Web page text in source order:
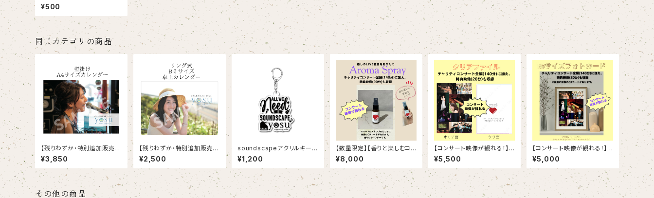
¥500
同じカテゴリの商品
【残りわずか・特別追加販売】
A４サイズ壁掛けカレンダー
¥3,850
【残りわずか・特別追加販売】
B6卓上カレンダー
¥2,500
soundscapeアクリルキーホ
ルダー
¥1,200
【数量限定】【香りと楽しむコン
サート】ラベンダーアロマスプ
レー
¥8,000
【コンサート映像が観れる！】A
4クリアファイル
¥5,500
【コンサート映像が観れる！】B
6サイズフォトカード
¥5,000
その他の商品